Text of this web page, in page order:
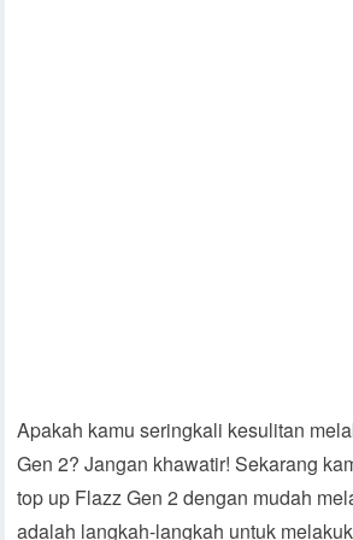
Apakah kamu seringkali kesulitan
Gen 2? Jangan khawatir! Sekarang
top up Flazz Gen 2 dengan mudah
adalah langkah-langkah untuk